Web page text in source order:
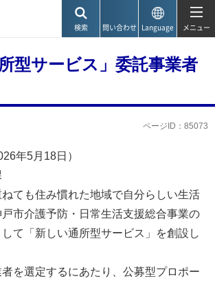
検索 問い合わせ Language メニュー
型サービス」委託事業者
ページID：85073
年5月18日）
ても住み慣れた地域で自分らしい生活
市介護予防・日常生活支援総合事業の
て「新しい通所型サービス」を創設し
を選定するにあたり、公募型プロポー